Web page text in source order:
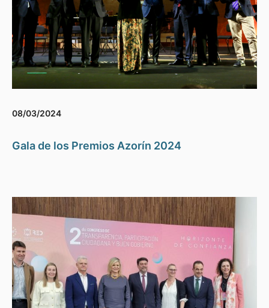
08/03/2024
Gala de los Premios Azorín 2024